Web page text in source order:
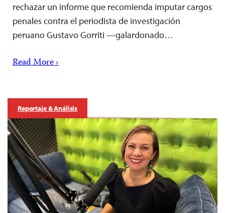
rechazar un informe que recomienda imputar cargos
penales contra el periodista de investigación
peruano Gustavo Gorriti —galardonado…
Read More ›
Reportaje & Análisis